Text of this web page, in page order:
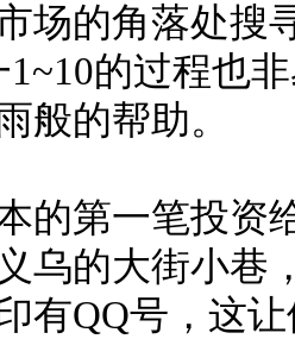
场的角落处搜
1~10的过程也
般的帮助。
的第一笔投资
乌的大街小巷
有QQ号，这